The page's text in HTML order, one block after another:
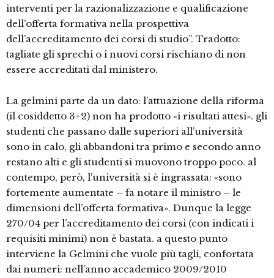
interventi per la razionalizzazione e qualificazione
dell’offerta formativa nella prospettiva
dell’accreditamento dei corsi di studio”. Tradotto:
tagliate gli sprechi o i nuovi corsi rischiano di non
essere accreditati dal ministero.
La gelmini parte da un dato: l’attuazione della riforma
(il cosiddetto 3+2) non ha prodotto «i risultati attesi». gli
studenti che passano dalle superiori all’università
sono in calo, gli abbandoni tra primo e secondo anno
restano alti e gli studenti si muovono troppo poco. al
contempo, però, l’università si è ingrassata: «sono
fortemente aumentate – fa notare il ministro – le
dimensioni dell’offerta formativa». Dunque la legge
270/04 per l’accreditamento dei corsi (con indicati i
requisiti minimi) non è bastata. a questo punto
interviene la Gelmini che vuole più tagli, confortata
dai numeri: nell’anno accademico 2009/2010